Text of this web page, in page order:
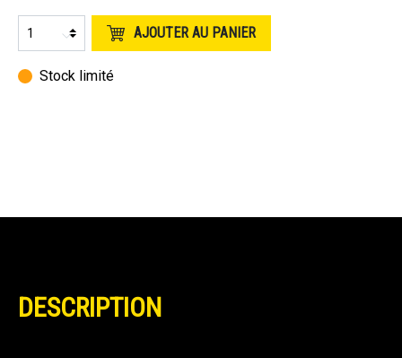
AJOUTER AU PANIER
Stock limité
DESCRIPTION